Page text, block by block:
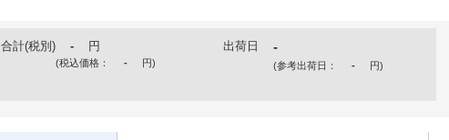
合計(税別) - 円
(税込価格： - 円)
出荷日 -
(参考出荷日： - 円)